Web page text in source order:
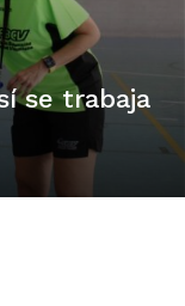
se trabaja